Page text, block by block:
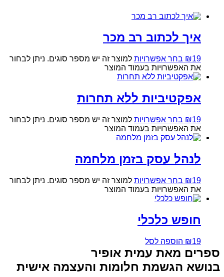
איך לכתוב רב מכר
₪19 בחר אפשרויות למוצר זה יש מספר סוגים. ניתן לבחור
את האפשרויות בעמוד המוצר
אפקטיביות ללא תחרות
₪19 בחר אפשרויות למוצר זה יש מספר סוגים. ניתן לבחור
את האפשרויות בעמוד המוצר
לנהל עסק בזמן מלחמה
₪19 בחר אפשרויות למוצר זה יש מספר סוגים. ניתן לבחור
את האפשרויות בעמוד המוצר
חופש כלכלי
₪19 הוספה לסל
ספרים מאת עמית אופיר
בנושא הגשמת חלומות והעצמה אישית